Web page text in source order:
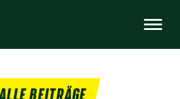
BEITRÄGE